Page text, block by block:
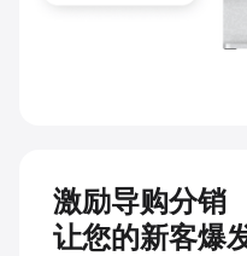
激励导购分销
让您的新客爆